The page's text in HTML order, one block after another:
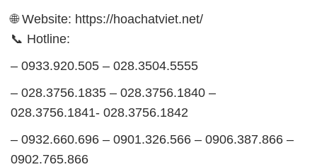
🌐 Website: https://hoachatviet.net/
📞 Hotline:
– 0933.920.505 – 028.3504.5555
– 028.3756.1835 – 028.3756.1840 –
028.3756.1841- 028.3756.1842
– 0932.660.696 – 0901.326.566 – 0906.387.866 –
0902.765.866